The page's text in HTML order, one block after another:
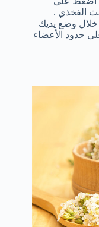
الفخذي .
خلال وضع يديك
حدود الأعضاء